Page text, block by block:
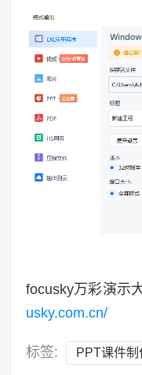
focusky万彩演示
usky.com.cn/
标签: PPT课件制